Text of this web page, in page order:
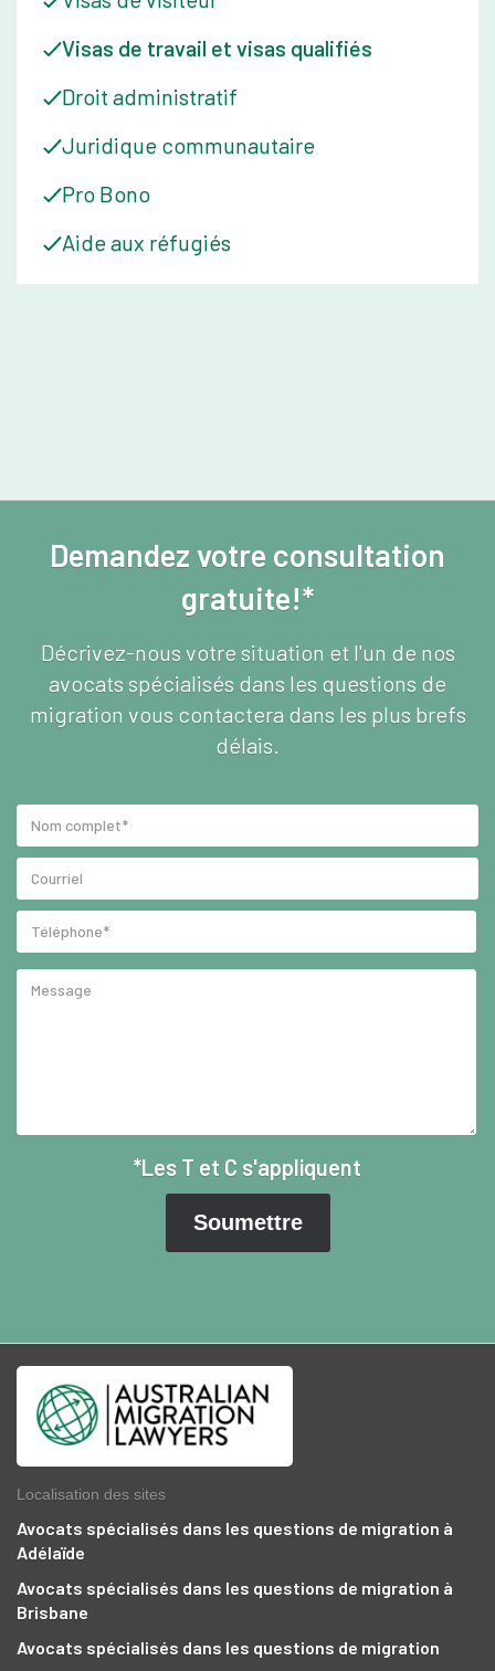
Visas de travail et visas qualifiés
Droit administratif
Juridique communautaire
Pro Bono
Aide aux réfugiés
Demandez votre consultation
gratuite!*
Décrivez-nous votre situation et l'un de nos
avocats spécialisés dans les questions de
migration vous contactera dans les plus brefs
délais.
*Les T et C s'appliquent
Localisation des sites
Avocats spécialisés dans les questions de migration à
Adélaïde
Avocats spécialisés dans les questions de migration à
Brisbane
Avocats spécialisés dans les questions de migration